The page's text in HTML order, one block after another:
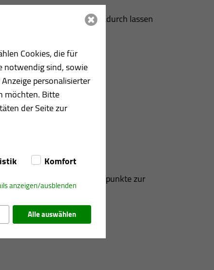
ausgeführt. Dadurch lassen
daher Gleitpunkte und Fixpunkte zur
Cookies, die für
notwendig sind, sowie
personalisierter
möchten. Bitte
der Seite zur
Komfort
anzeigen/ausblenden
Alle auswählen